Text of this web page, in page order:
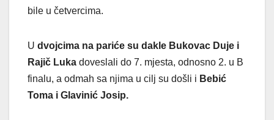
bile u četvercima.
U dvojcima na pariće su dakle Bukovac Duje i
Rajič Luka doveslali do 7. mjesta, odnosno 2. u B
finalu, a odmah sa njima u cilj su došli i Bebić
Toma i Glavinić Josip.